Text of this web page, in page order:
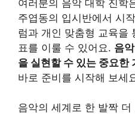
여러분의 음악 대학 진학
주엽동의 입시반에서 시
럼과 개인 맞춤형 교육을
표를 이룰 수 있어요. 음
을 실현할 수 있는 중요한
바로 준비를 시작해 보세
음악의 세계로 한 발짝